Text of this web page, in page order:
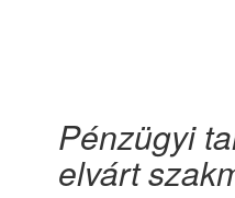
Pénzügyi
elvárt